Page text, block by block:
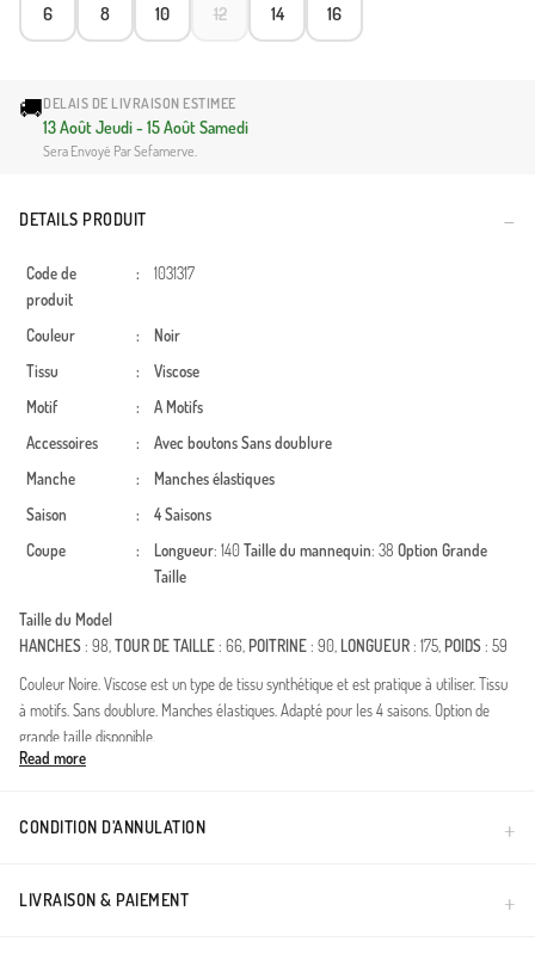
6 8 10 12 14 16
🚚DELAIS DE LIVRAISON ESTIMEE
13 Août Jeudi - 15 Août Samedi
Sera Envoyé Par Sefamerve.
DETAILS PRODUIT
Code de
produit
: 1031317
Couleur :
Noir
Tissu
:
Viscose
Motif
:
A Motifs
Accessoires
: Avec boutonsSans doublure
Manche
:
Manches élastiques
Saison
:
4 Saisons
Coupe
: Longueur: 140Taille du mannequin: 38 Option Grande
Taille
Taille du Model
HANCHES: 98,TOUR DE TAILLE: 66, POITRINE: 90, LONGUEUR: 175, POIDS: 59
Couleur Noire. Viscose est un type de tissu synthétique et est pratique à utiliser. Tissu
à motifs. Sans doublure. Manches élastiques. Adapté pour les 4 saisons. Option de
grande taille disponible.
Read more
CONDITION D’ANNULATION
LIVRAISON & PAIEMENT